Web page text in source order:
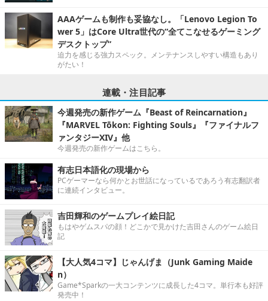
AAAゲームも制作も妥協なし。「Lenovo Legion To
wer 5」はCore Ultra世代の“全てこなせるゲーミング
デスクトップ”
迫力を感じる強力スペック。メンテナンスしやすい構造もあり
がたい！
連載・注目記事
今週発売の新作ゲーム『Beast of Reincarnation』
『MARVEL Tōkon: Fighting Souls』『ファイナルフ
ァンタジーXIV』他
今週発売の新作ゲームはこちら。
有志日本語化の現場から
PCゲーマーなら何かとお世話になっているであろう有志翻訳者
に連続インタビュー。
吉田輝和のゲームプレイ絵日記
もはやゲムスパの顔！どこかで見かけた吉田さんのゲーム絵日
記
【大人気4コマ】じゃんげま（Junk Gaming Maide
n）
Game*Sparkの一大コンテンツに成長した4コマ。単行本も好評
発売中！